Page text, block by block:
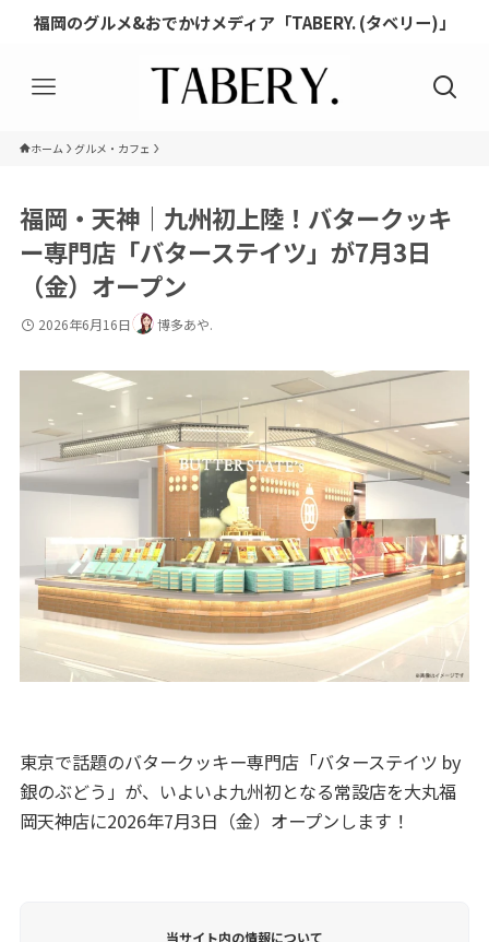
福岡のグルメ&おでかけメディア「TABERY. (タベリー)」
ホーム グルメ・カフェ
福岡・天神｜九州初上陸！バタークッキ
ー専門店「バターステイツ」が7月3日
（金）オープン
2026年6月16日 博多あや.
東京で話題のバタークッキー専門店「バターステイツ by
銀のぶどう」が、いよいよ九州初となる常設店を大丸福
岡天神店に2026年7月3日（金）オープンします！
当サイト内の情報について